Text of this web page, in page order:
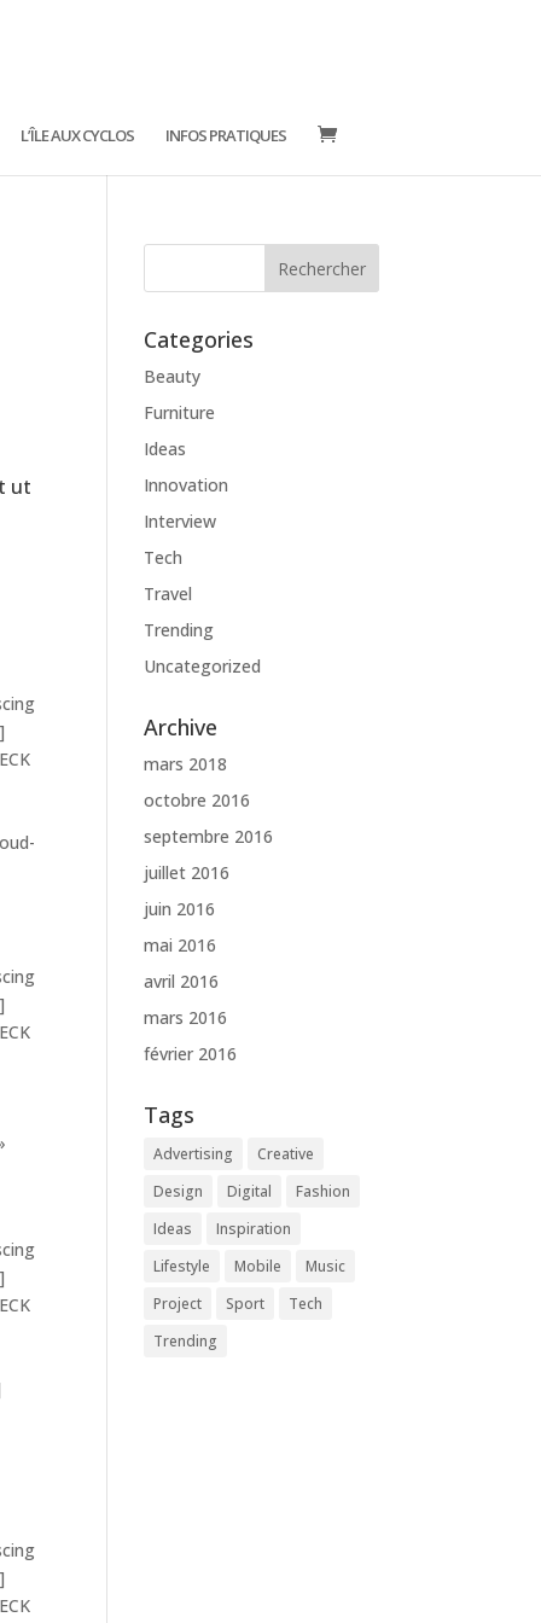
L’ÎLE AUX CYCLOS INFOS PRATIQUES
ut
Categories
Beauty
Furniture
Ideas
Innovation
Interview
Tech
Travel
Trending
Uncategorized
Archive
mars 2018
octobre 2016
septembre 2016
juillet 2016
juin 2016
mai 2016
avril 2016
mars 2016
février 2016
Tags
Advertising
Creative
Design
Digital
Fashion
Ideas
Inspiration
Lifestyle
Mobile
Music
Project
Sport
Tech
Trending